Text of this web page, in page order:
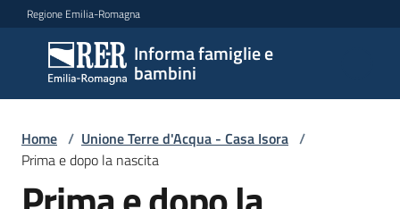
Vai al contenuto
Vai alla navigazione
Vai al footer
Regione Emilia-Romagna
Informa famiglie e
bambini
Informa
famiglie
e
bambini
Home / Unione Terre d'Acqua - Casa Isora /
Prima e dopo la nascita